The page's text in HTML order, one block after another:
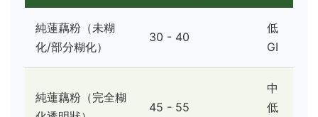
純蓮藕粉（未糊
化/部分糊化）
30 - 40
低
GI
純蓮藕粉（完全糊
45 - 55
中
低